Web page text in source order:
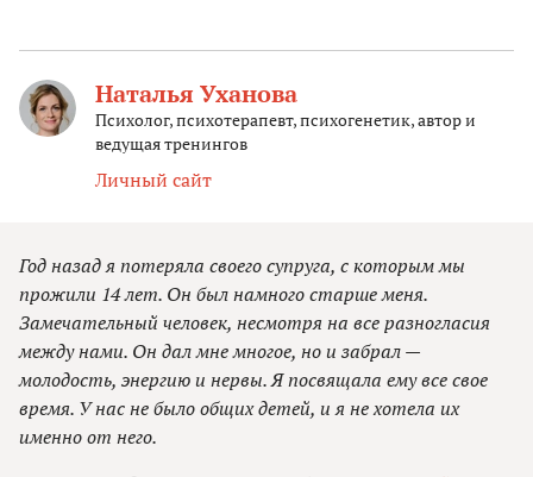
Наталья Уханова
Психолог, психотерапевт, психогенетик, автор и
ведущая тренингов
Личный сайт
Год назад я потеряла своего супруга, с которым мы
прожили 14 лет. Он был намного старше меня.
Замечательный человек, несмотря на все разногласия
между нами. Он дал мне многое, но и забрал —
молодость, энергию и нервы. Я посвящала ему все свое
время. У нас не было общих детей, и я не хотела их
именно от него.